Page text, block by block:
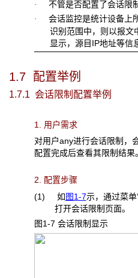
· 不管是否配置了会话限
· 会话监控是统计设备上
识别范围中，则以报文
显示，源目IP地址等信
1.7 配置举例
1.7.1 会话限制配置举例
1. 用户需求
对用户any进行会话限制，
配置完成后查看其限制结果。
2. 配置步骤
(1) 如图1-7示，通过菜
打开会话限制页面。
图1-7 会话限制显示